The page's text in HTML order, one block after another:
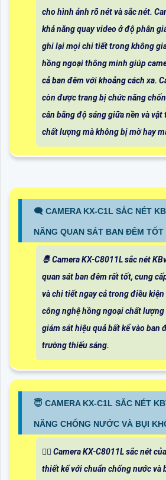
cho hình ảnh rõ nét và sắc nét.
khả năng quay video ở độ phân
ghi lại mọi chi tiết trong không
hồng ngoại thông minh giúp
cả ban đêm với khoảng cách xa.
còn được trang bị chức năng
cân bằng độ sáng giữa nền và vật
chất lượng mà không bị mờ hay
🗨️ CAMERA KX-C1L SẮC NÉT
NĂNG QUAN SÁT BAN ĐÊM TỐT
🤴 Camera KX-C8011L sắc nét
quan sát ban đêm rất tốt, cung
và chi tiết ngay cả trong điều kiện
công nghệ hồng ngoại chất lượng
giám sát hiệu quả bất kể vào ban
trường thiếu sáng.
😇 CAMERA KX-C1L SẮC NÉT
NĂNG CHỐNG NƯỚC VÀ BỤI
🙆‍♀️ Camera KX-C8011L sắc nét
thiết kế với chuẩn chống nước và